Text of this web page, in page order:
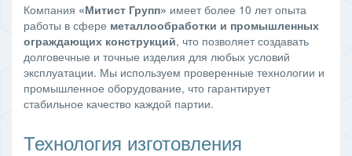
Компания «Митист Групп» имеет более 10 лет опыта
работы в сфере металлообработки и промышленных
ограждающих конструкций, что позволяет создавать
долговечные и точные изделия для любых условий
эксплуатации. Мы используем проверенные технологии и
промышленное оборудование, что гарантирует
стабильное качество каждой партии.
Технология изготовления